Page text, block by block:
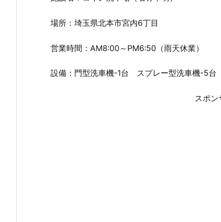
場所：埼玉県北本市宮内6丁目
営業時間：AM8:00～PM6:50（雨天休業）
設備：門型洗車機-1台 スプレー型洗車機-5
スポン